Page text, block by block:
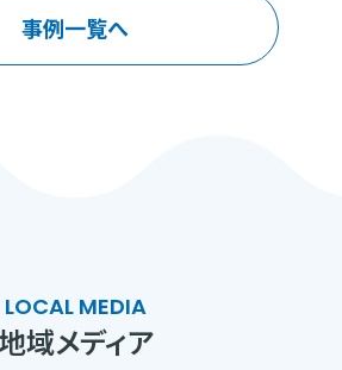
事例一覧へ
LOCAL MEDIA
域メディア